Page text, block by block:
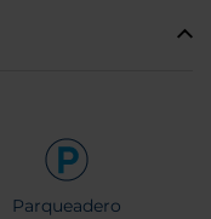
Parqueadero